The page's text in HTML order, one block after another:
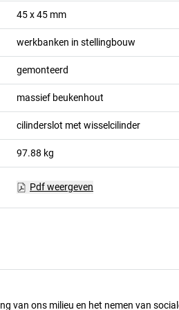
45 x 45 mm
werkbanken in stellingbouw
gemonteerd
massief beukenhout
cilinderslot met wisselcilinder
97.88 kg
Pdf weergeven
van ons milieu en het nemen van